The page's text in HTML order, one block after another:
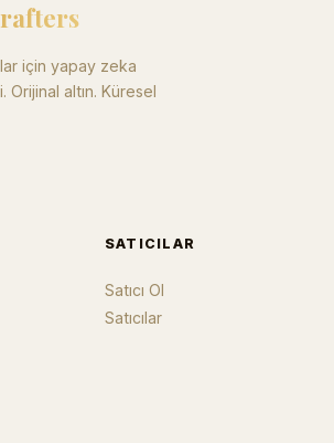
için yapay zeka
altın. Küresel
SATICILAR
Satıcı Ol
Satıcılar